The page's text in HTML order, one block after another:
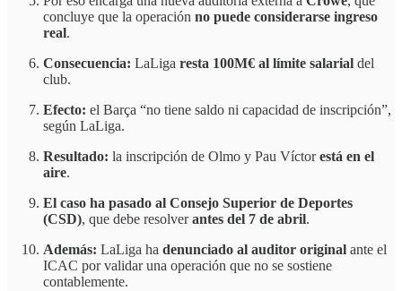
concluye que la operación no puede considerarse ingreso
real.
Consecuencia: LaLiga resta 100M€ al límite salarial del
club.
Efecto: el Barça “no tiene saldo ni capacidad de inscripción”,
según LaLiga.
Resultado: la inscripción de Olmo y Pau Víctorestá en el
aire.
El caso ha pasado al Consejo Superior de Deportes
(CSD), que debe resolverantes del 7 de abril.
Además: LaLiga ha denunciado al auditor original ante el
ICAC por validar una operación que no se sostiene
contablemente.